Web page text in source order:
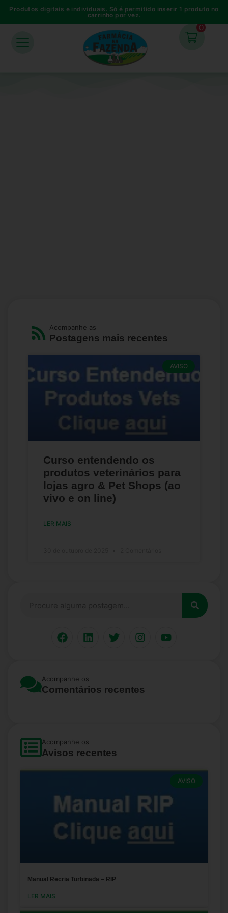
Produtos digitais e individuais. Só é permitido inserir 1 produto no
carrinho por vez.
0
Acompanhe as
Postagens mais recentes
AVISO
Curso entendendo os
produtos veterinários para
lojas agro & Pet Shops (ao
vivo e on line)
LER MAIS
Acompanhe os
Comentários recentes
Acompanhe os
Avisos recentes
AVISO
Manual Recria Turbinada – RIP
LER MAIS